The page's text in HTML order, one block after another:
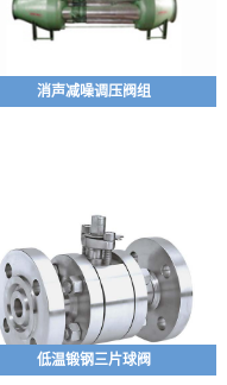
消声减噪调压阀组
低温锻钢三片球阀